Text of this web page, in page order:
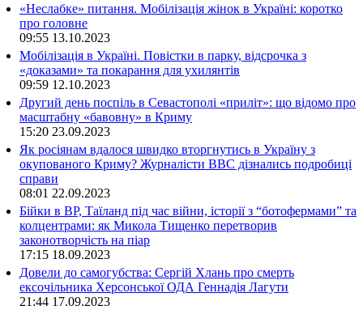
«Неслабке» питання. Мобілізація жінок в Україні: коротко
про головне
09:55 13.10.2023
Мобілізація в Україні. Повістки в парку, відсрочка з
«доказами» та покарання для ухилянтів
09:59 12.10.2023
Другий день поспіль в Севастополі «приліт»: що відомо про
масштабну «бавовну» в Криму
15:20 23.09.2023
Як росіянам вдалося швидко вторгнутись в Україну з
окупованого Криму? Журналісти ВВС дізнались подробиці
справи
08:01 22.09.2023
Бійки в ВР, Таїланд під час війни, історії з “ботофермами” та
колцентрами: як Микола Тищенко перетворив
законотворчість на піар
17:15 18.09.2023
Довели до самогубства: Сергій Хлань про смерть
ексочільника Херсонської ОДА Геннадія Лагути
21:44 17.09.2023